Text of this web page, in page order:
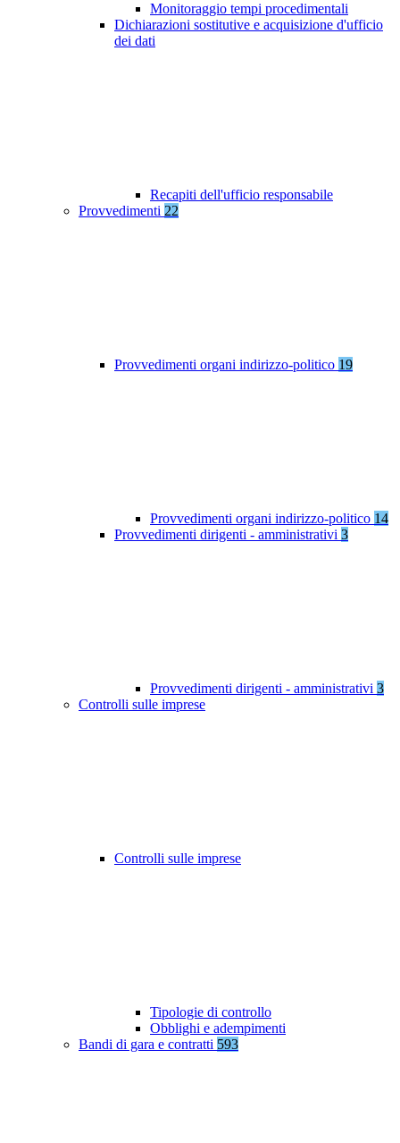
Monitoraggio tempi procedimentali
Dichiarazioni sostitutive e acquisizione d'ufficio
dei dati
Recapiti dell'ufficio responsabile
Provvedimenti 22
Provvedimenti organi indirizzo-politico 19
Provvedimenti organi indirizzo-politico 14
Provvedimenti dirigenti - amministrativi 3
Provvedimenti dirigenti - amministrativi 3
Controlli sulle imprese
Controlli sulle imprese
Tipologie di controllo
Obblighi e adempimenti
Bandi di gara e contratti 593